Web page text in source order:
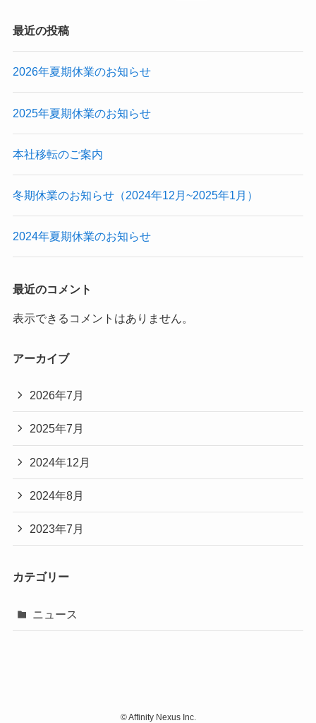
最近の投稿
2026年夏期休業のお知らせ
2025年夏期休業のお知らせ
本社移転のご案内
冬期休業のお知らせ（2024年12月~2025年1月）
2024年夏期休業のお知らせ
最近のコメント
表示できるコメントはありません。
アーカイブ
2026年7月
2025年7月
2024年12月
2024年8月
2023年7月
カテゴリー
ニュース
©Affinity Nexus Inc.